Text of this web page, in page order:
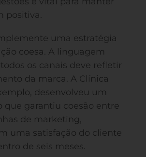
positiva.
uma estratégia
coesa. A linguagem
os canais deve refletir
da marca. A Clínica
desenvolveu um
que garantiu coesão entre
de marketing,
uma satisfação do cliente
de seis meses.